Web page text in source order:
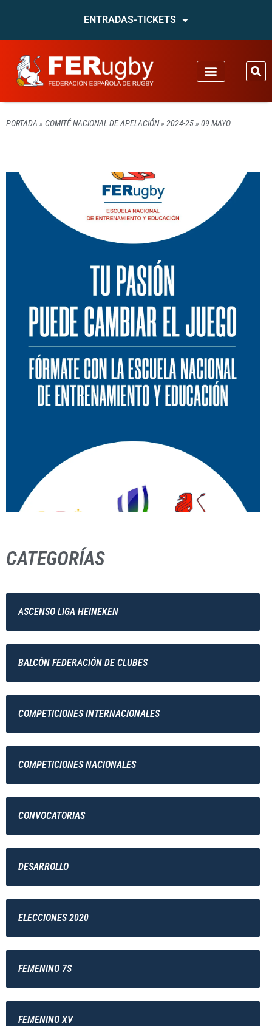
ENTRADAS-TICKETS
PORTADA » COMITÉ NACIONAL DE APELACIÓN» 2024-25» 09 MAYO
CATEGORÍAS
ASCENSO LIGA HEINEKEN
BALCÓN FEDERACIÓN DE CLUBES
COMPETICIONES INTERNACIONALES
COMPETICIONES NACIONALES
CONVOCATORIAS
DESARROLLO
ELECCIONES 2020
FEMENINO 7S
FEMENINO XV